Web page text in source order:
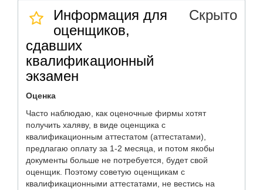
Информация для
оценщиков,
сдавших
квалификационный
экзамен
Скрыто
Оценка
Часто наблюдаю, как оценочные фирмы хотят
получить халяву, в виде оценщика с
квалификационным аттестатом (аттестатами),
предлагаю оплату за 1-2 месяца, и потом якобы
документы больше не потребуется, будет свой
оценщик. Поэтому советую оценщикам с
квалификационными аттестатами, не вестись на